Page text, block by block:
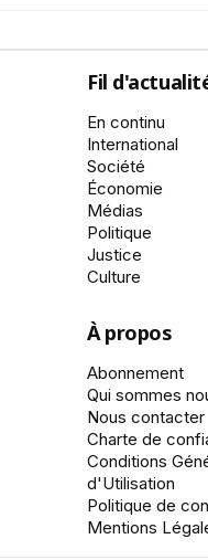
Fil
En continu
International
Société
Économie
Médias
Politique
Justice
Culture
À propos
Abonnement
Qui sommes
Nous contacter
Charte de
Conditions
d'Utilisation
Politique de
Mentions